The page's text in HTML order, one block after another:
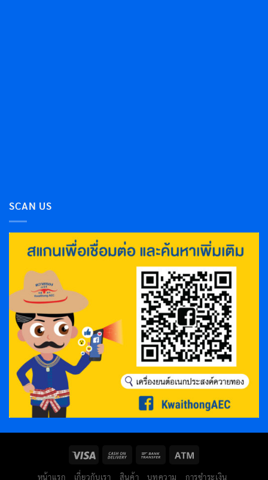
SCAN US
หน้าแรก เกี่ยวกับเรา สินค้า บทความ การชำระเงิน